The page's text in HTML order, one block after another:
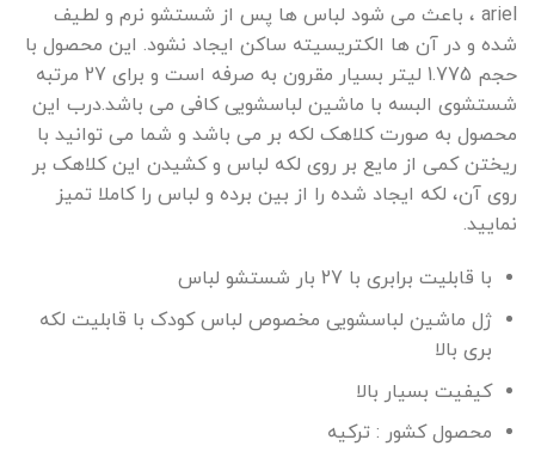
ariel ، باعث می شود لباس ها پس از شستشو نرم و لطیف
شده و در آن ها الکتریسیته ساکن ایجاد نشود. این محصول با
حجم 1.775 لیتر بسیار مقرون به صرفه است و برای 27 مرتبه
شستشوی البسه با ماشین لباسشویی کافی می باشد.درب این
محصول به صورت کلاهک لکه بر می باشد و شما می توانید با
ریختن کمی از مایع بر روی لکه لباس و کشیدن این کلاهک بر
روی آن، لکه ایجاد شده را از بین برده و لباس را کاملا تمیز
نمایید.
با قابلیت برابری با 27 بار شستشو لباس
ژل ماشین لباسشویی مخصوص لباس کودک با قابلیت لکه
بری بالا
کیفیت بسیار بالا
محصول کشور : ترکیه